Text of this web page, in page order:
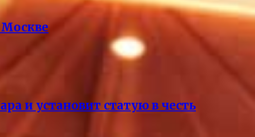
и установит статую в честь